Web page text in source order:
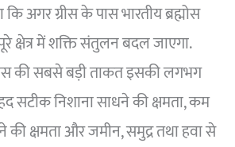
अगर ग्रीस के पास भारतीय ब्रह्मोस
क्षेत्र में शक्ति संतुलन बदल जाएगा.
की सबसे बड़ी ताकत इसकी लगभग
सटीक निशाना साधने की क्षमता, कम
क्षमता और जमीन, समुद्र तथा हवा से